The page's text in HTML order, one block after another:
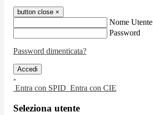
button close ×
Nome Utente
Password
Password dimenticata?
-
Entra con SPID Entra con CIE
Seleziona utente